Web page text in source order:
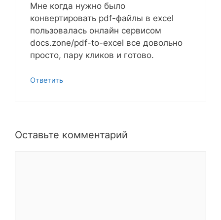
Мне когда нужно было
конвертировать pdf-файлы в excel
пользовалась онлайн сервисом
docs.zone/pdf-to-excel все довольно
просто, пару кликов и готово.
Ответить
Оставьте комментарий